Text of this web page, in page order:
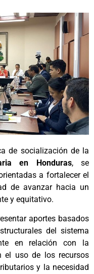
de socialización de la
en Honduras, se
a fortalecer el
de avanzar hacia un
y equitativo.
aportes basados
del sistema
en relación con la
el uso de los recursos
y la necesidad